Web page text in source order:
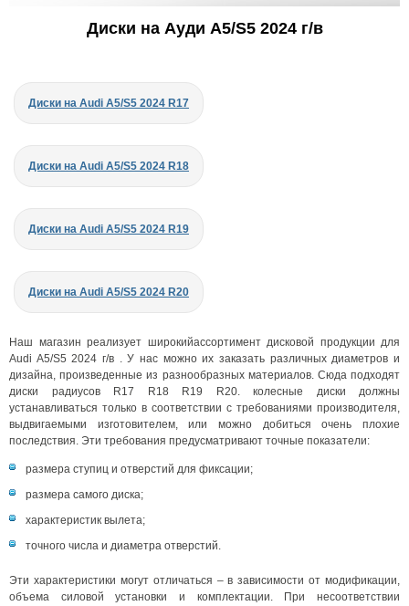
Диски на Ауди A5/S5 2024 г/в
Диски на Audi A5/S5 2024 R17
Диски на Audi A5/S5 2024 R18
Диски на Audi A5/S5 2024 R19
Диски на Audi A5/S5 2024 R20
Наш магазин реализует широкийассортимент дисковой продукции для
Audi A5/S5 2024 г/в . У нас можно их заказать различных диаметров и
дизайна, произведенные из разнообразных материалов. Сюда подходят
диски радиусов R17 R18 R19 R20. колесные диски должны
устанавливаться только в соответствии с требованиями производителя,
выдвигаемыми изготовителем, или можно добиться очень плохие
последствия. Эти требования предусматривают точные показатели:
размера ступиц и отверстий для фиксации;
размера самого диска;
характеристик вылета;
точного числа и диаметра отверстий.
Эти характеристики могут отличаться – в зависимости от модификации,
объема силовой установки и комплектации. При несоответствии